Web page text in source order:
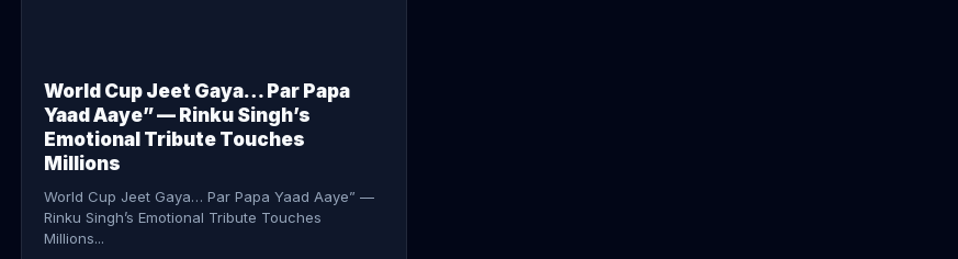
World Cup Jeet Gaya… Par Papa
Yaad Aaye” — Rinku Singh’s
Emotional Tribute Touches
Millions
World Cup Jeet Gaya… Par Papa Yaad Aaye” —
Rinku Singh’s Emotional Tribute Touches
Millions...